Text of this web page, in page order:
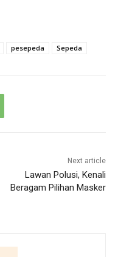
pesepeda Sepeda
Next article
Lawan Polusi, Kenali
Beragam Pilihan Masker